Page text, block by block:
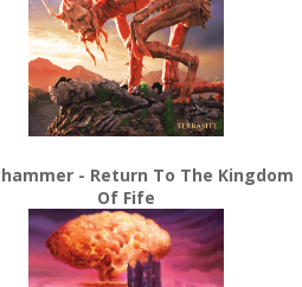
- Return To The Kingdom
Of Fife